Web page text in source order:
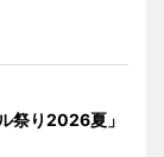
祭り2026夏」